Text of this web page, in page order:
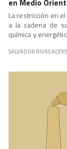
en Medio
La restricción en
a la cadena de
química y
SALVADOR RIVAS